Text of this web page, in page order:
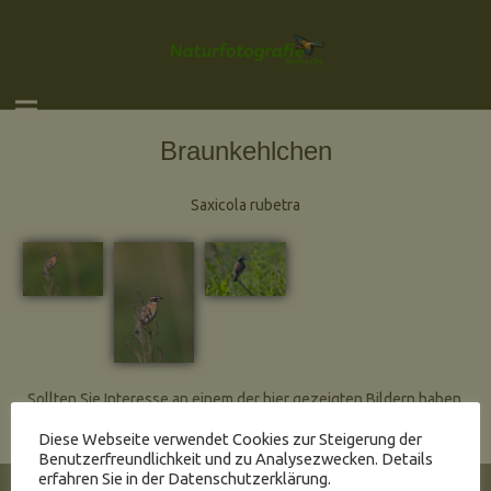
Braunkehlchen
Saxicola rubetra
Sollten Sie Interesse an einem der hier gezeigten Bildern haben,
Diese Webseite verwendet Cookies zur Steigerung der
Benutzerfreundlichkeit und zu Analysezwecken. Details
erfahren Sie in der Datenschutzerklärung.